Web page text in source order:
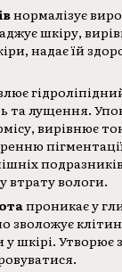
нормалізує
шкіру,
надає їй
та лущення.
вирівнює
втрату вологи.
проникає у
зволожує
шкірі. Утворює